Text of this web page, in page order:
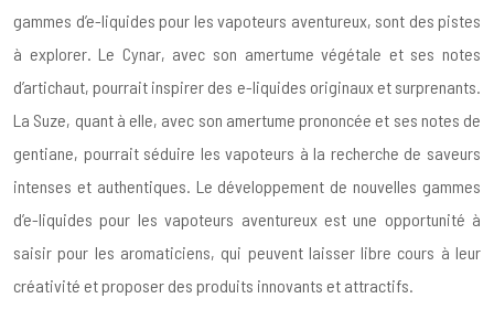
gammes d’e-liquides pour les vapoteurs aventureux, sont des pistes
à explorer. Le Cynar, avec son amertume végétale et ses notes
d’artichaut, pourrait inspirer des e-liquides originaux et surprenants.
La Suze, quant à elle, avec son amertume prononcée et ses notes de
gentiane, pourrait séduire les vapoteurs à la recherche de saveurs
intenses et authentiques. Le développement de nouvelles gammes
d’e-liquides pour les vapoteurs aventureux est une opportunité à
saisir pour les aromaticiens, qui peuvent laisser libre cours à leur
créativité et proposer des produits innovants et attractifs.